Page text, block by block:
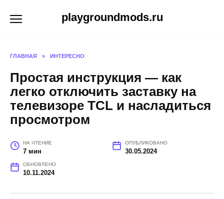
playgroundmods.ru
ГЛАВНАЯ » ИНТЕРЕСНО
Простая инструкция — как
легко отключить заставку на
телевизоре TCL и насладиться
просмотром
НА ЧТЕНИЕ
7 мин
ОПУБЛИКОВАНО
30.05.2024
ОБНОВЛЕНО
10.11.2024